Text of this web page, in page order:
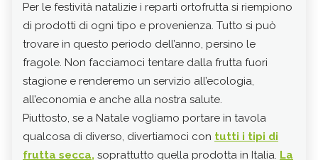
Per le festività natalizie i reparti ortofrutta si riempiono
di prodotti di ogni tipo e provenienza. Tutto si può
trovare in questo periodo dell’anno, persino le
fragole. Non facciamoci tentare dalla frutta fuori
stagione e renderemo un servizio all’ecologia,
all’economia e anche alla nostra salute.
Piuttosto, se a Natale vogliamo portare in tavola
qualcosa di diverso, divertiamoci con tutti i tipi di
frutta secca, soprattutto quella prodotta in Italia. La